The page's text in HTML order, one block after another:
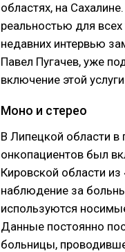
областях, на
реальностью для
недавних интервью
Павел Пугачев, уже
включение этой
Моно и стерео
В Липецкой области
онкопациентов был
Кировской области из
наблюдение за
используются
Данные постоянно
больницы,